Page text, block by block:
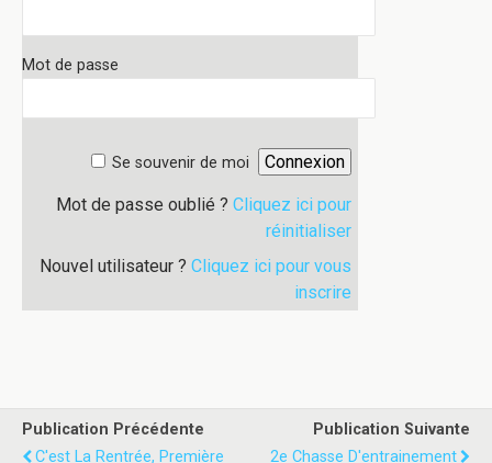
Mot de passe
Se souvenir de moi
Mot de passe oublié ? Cliquez ici pour
réinitialiser
Nouvel utilisateur ? Cliquez ici pour vous
inscrire
Publication Précédente
C'est La Rentrée, Première
Publication Suivante
2e Chasse D'entrainement